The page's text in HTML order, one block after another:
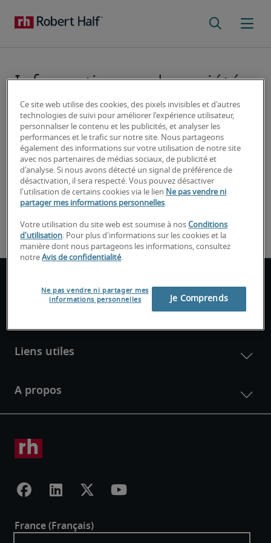
Information sur la société
Informations sur la société
Adresse du siège: Tour Europlaza, 20 Av. André
Prothin, La Défense 4, 92400 Courbevoie
RCS Paris B 388 358 905 Siren 388.358.905
Garant financier art. L 124-8 du code du travail :
KBC Bank SA, avenue du Port 2, 1080 BRUXELLES
Ce site web utilise des cookies, des pixels invisibles et d'autres
technologies de suivi pour améliorer l'expérience utilisateur,
personnaliser le contenu et les publicités, et analyser les
performances et le trafic sur notre site. Nous partageons
également des informations sur votre utilisation de notre site
avec nos partenaires de médias sociaux, de publicité et
d'analyse. Si nous avons détecté un signal de préférence de
désactivation, il sera respecté. Vous pouvez désactiver
l'utilisation de certains cookies via le lien Ne pas vendre ni
partager mes informations personnelles.
Votre utilisation du site web est soumise à nosConditions
d'utilisation. Pour plus d'informations sur les cookies et la
manière dont nous partageons les informations, consultez
notreAvis de confidentialité.
Ne pas vendre ni partager mes
informations personnelles
Je Comprends